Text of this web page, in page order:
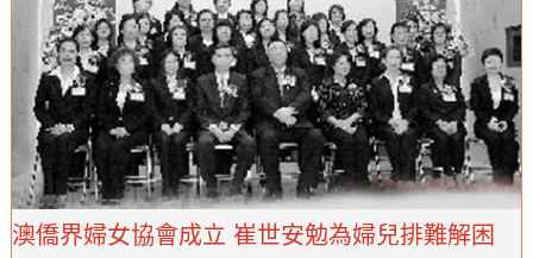
澳僑界婦女協會成立 崔世安勉為婦兒排難解困